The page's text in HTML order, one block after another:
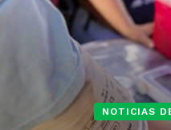
NOTICIAS